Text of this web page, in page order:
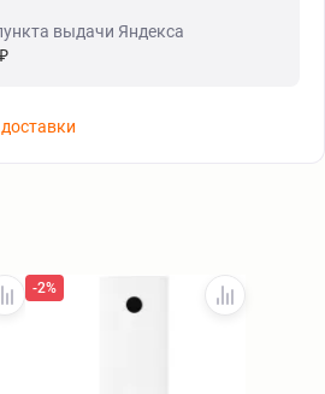
выдачи Яндекса
-2%